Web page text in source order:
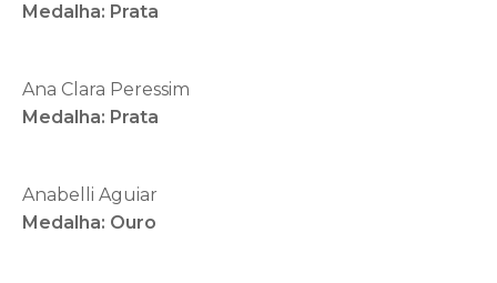
Medalha: Prata
Ana Clara Peressim
Medalha: Prata
Anabelli Aguiar
Medalha: Ouro